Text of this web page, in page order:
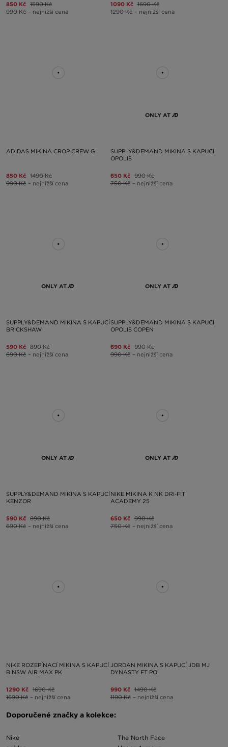
850 Kč 1590 Kč
990 Kč – nejnižší cena
1090 Kč 1690 Kč
1290 Kč – nejnižší cena
ADIDAS MIKINA CROP CREW G
850 Kč 1490 Kč
990 Kč – nejnižší cena
ONLY AT
SUPPLY&DEMAND MIKINA S KAPUCÍ
OPOLIS
650 Kč 990 Kč
750 Kč – nejnižší cena
ONLY AT
SUPPLY&DEMAND MIKINA S KAPUCÍ
BRICKSHAW
590 Kč 890 Kč
690 Kč – nejnižší cena
ONLY AT
SUPPLY&DEMAND MIKINA S KAPUCÍ
OPOLIS COPEN
690 Kč 990 Kč
990 Kč – nejnižší cena
ONLY AT
SUPPLY&DEMAND MIKINA S KAPUCÍ
KENZOR
590 Kč 890 Kč
690 Kč – nejnižší cena
ONLY AT
NIKE MIKINA K NK DRI-FIT
ACADEMY 25
650 Kč 990 Kč
750 Kč – nejnižší cena
NIKE ROZEPÍNACÍ MIKINA S KAPUCÍ
B NSW AIR MAX PK
1290 Kč 1690 Kč
1690 Kč – nejnižší cena
JORDAN MIKINA S KAPUCÍ JDB MJ
DYNASTY FT PO
990 Kč 1490 Kč
1190 Kč – nejnižší cena
Doporučené značky a kolekce:
Nike
The North Face